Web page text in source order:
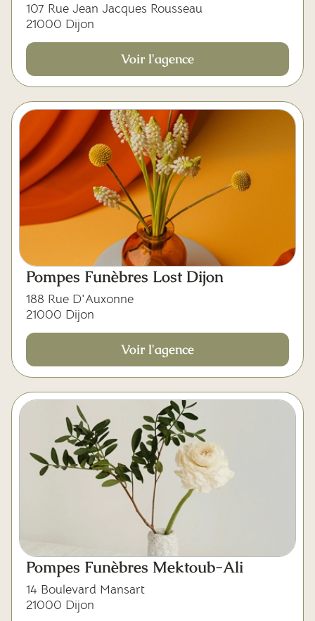
107 Rue Jean Jacques Rousseau
21000 Dijon
Voir l'agence
Pompes Funèbres Lost Dijon
188 Rue D'Auxonne
21000 Dijon
Voir l'agence
Pompes Funèbres Mektoub-Ali
14 Boulevard Mansart
21000 Dijon